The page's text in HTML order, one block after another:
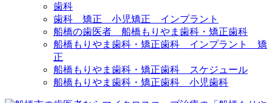
歯科
歯科 矯正 小児矯正 インプラント
船橋の歯医者 船橋もりやま歯科・矯正歯科
船橋もりやま歯科・矯正歯科 インプラント 矯
正
船橋もりやま歯科・矯正歯科 スケジュール
船橋もりやま歯科・矯正歯科 小児歯科